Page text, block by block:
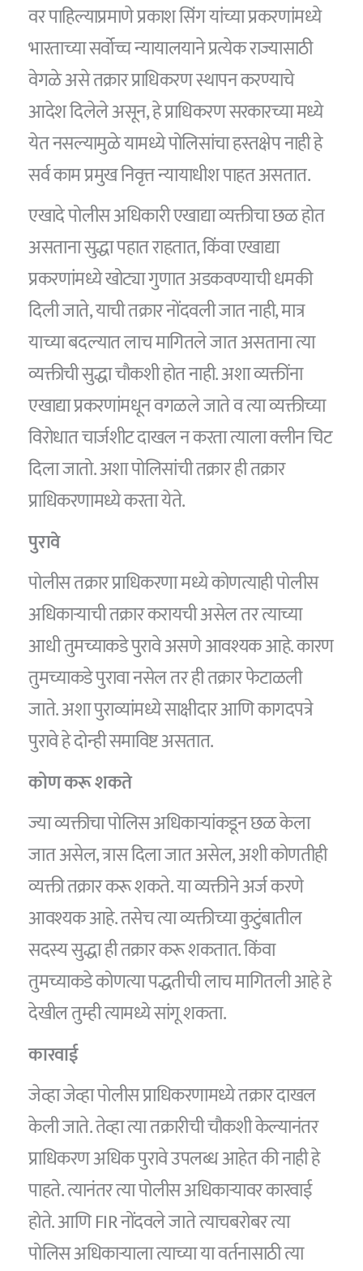
वर पाहिल्याप्रमाणे प्रकाश सिंग यांच्या प्रकरणांमध्ये
भारताच्या सर्वोच्च न्यायालयाने प्रत्येक राज्यासाठी
वेगळे असे तक्रार प्राधिकरण स्थापन करण्याचे
आदेश दिलेले असून, हे प्राधिकरण सरकारच्या मध्ये
येत नसल्यामुळे यामध्ये पोलिसांचा हस्तक्षेप नाही हे
सर्व काम प्रमुख निवृत्त न्यायाधीश पाहत असतात.
एखादे पोलीस अधिकारी एखाद्या व्यक्तीचा छळ होत
असताना सुद्धा पहात राहतात, किंवा एखाद्या
प्रकरणांमध्ये खोट्या गुणात अडकवण्याची धमकी
दिली जाते, याची तक्रार नोंदवली जात नाही, मात्र
याच्या बदल्यात लाच मागितले जात असताना त्या
व्यक्तीची सुद्धा चौकशी होत नाही. अशा व्यक्तींना
एखाद्या प्रकरणांमधून वगळले जाते व त्या व्यक्तीच्या
विरोधात चार्जशीट दाखल न करता त्याला क्लीन चिट
दिला जातो. अशा पोलिसांची तक्रार ही तक्रार
प्राधिकरणामध्ये करता येते.
पुरावे
पोलीस तक्रार प्राधिकरणा मध्ये कोणत्याही पोलीस
अधिकाऱ्याची तक्रार करायची असेल तर त्याच्या
आधी तुमच्याकडे पुरावे असणे आवश्यक आहे. कारण
तुमच्याकडे पुरावा नसेल तर ही तक्रार फेटाळली
जाते. अशा पुराव्यांमध्ये साक्षीदार आणि कागदपत्रे
पुरावे हे दोन्ही समाविष्ट असतात.
कोण करू शकते
ज्या व्यक्तीचा पोलिस अधिकाऱ्यांकडून छळ केला
जात असेल, त्रास दिला जात असेल, अशी कोणतीही
व्यक्ती तक्रार करू शकते. या व्यक्तीने अर्ज करणे
आवश्यक आहे. तसेच त्या व्यक्तीच्या कुटुंबातील
सदस्य सुद्धा ही तक्रार करू शकतात. किंवा
तुमच्याकडे कोणत्या पद्धतीची लाच मागितली आहे हे
देखील तुम्ही त्यामध्ये सांगू शकता.
कारवाई
जेव्हा जेव्हा पोलीस प्राधिकरणामध्ये तक्रार दाखल
केली जाते. तेव्हा त्या तक्रारीची चौकशी केल्यानंतर
प्राधिकरण अधिक पुरावे उपलब्ध आहेत की नाही हे
पाहते. त्यानंतर त्या पोलीस अधिकाऱ्यावर कारवाई
होते. आणि FIR नोंदवले जाते त्याचबरोबर त्या
पोलिस अधिकाऱ्याला त्याच्या या वर्तनासाठी त्या